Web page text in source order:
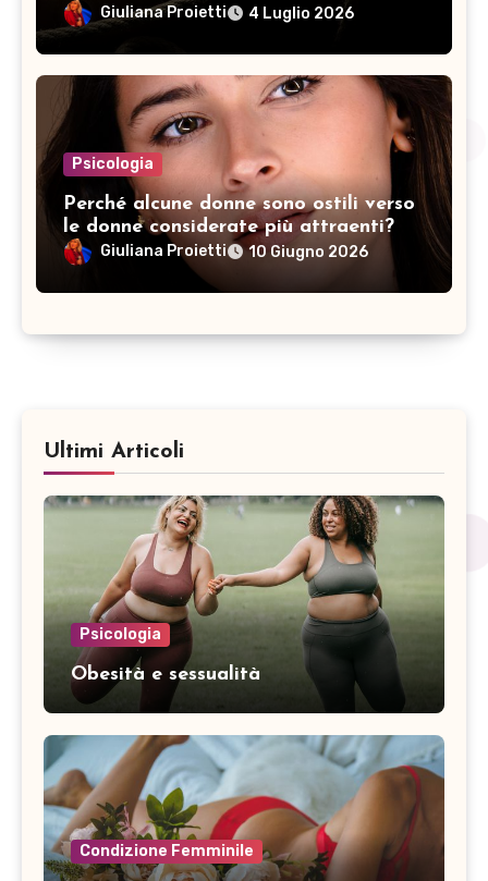
Giuliana Proietti 4 Luglio 2026
Psicologia
Perché alcune donne sono ostili verso
le donne considerate più attraenti?
Giuliana Proietti 10 Giugno 2026
Ultimi Articoli
Psicologia
Obesità e sessualità
Condizione Femminile